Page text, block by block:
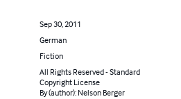
Sep 30, 2011
German
Fiction
All Rights Reserved - Standard
Copyright License
By (author): Nelson Berger